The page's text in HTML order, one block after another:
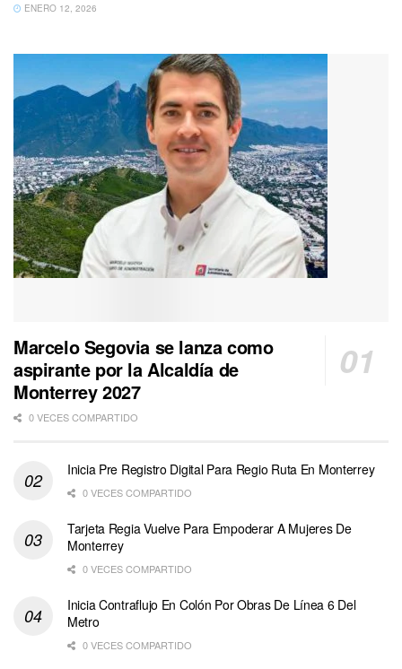
ENERO 12, 2026
Marcelo Segovia se lanza como
aspirante por la Alcaldía de
Monterrey 2027
0 VECES COMPARTIDO
Inicia Pre Registro Digital Para Regio Ruta En Monterrey
0 VECES COMPARTIDO
Tarjeta Regia Vuelve Para Empoderar A Mujeres De
Monterrey
0 VECES COMPARTIDO
Inicia Contraflujo En Colón Por Obras De Línea 6 Del
Metro
0 VECES COMPARTIDO